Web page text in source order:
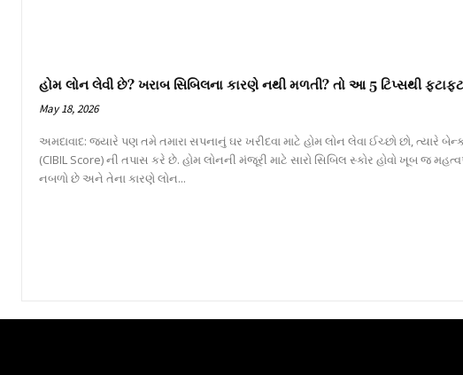
હોમ લોન લેવી છે? ખરાબ સિબિલના કારણે નથી મળતી? તો આ 5 ટિપ્સથી ફટાફટ
May 18, 2026
અમદાવાદ: જ્યારે પણ તમે તમારા સપનાનું ઘર ખરીદવા માટે હોમ લોન લેવા ઈચ્છો છો, ત્યારે
(CIBIL Score) ની તપાસ કરે છે. હોમ લોનની મંજૂરી માટે સારો સિબિલ સ્કોર હોવો ખૂબ જ
નબળો છે અને તેના કારણે લોન...